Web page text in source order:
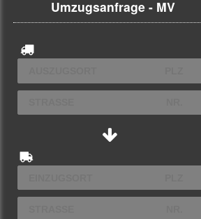
Umzugsanfrage - MV